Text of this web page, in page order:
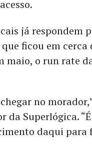
já respondem
ficou em cerca
maio, o run rate
no
da Superlógica.
daqui para